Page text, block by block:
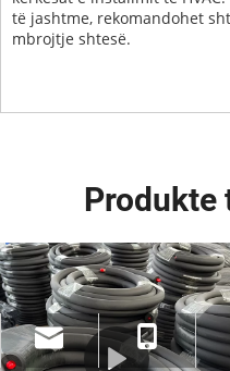
të jashtme, rekomandohet
mbrojtje shtesë.
Produkte
86-
86-